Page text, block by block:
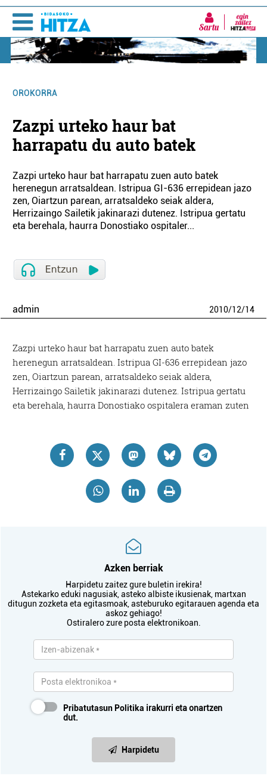
Sartu
OROKORRA
Zazpi urteko haur bat
harrapatu du auto batek
Zazpi urteko haur bat harrapatu zuen auto batek
herenegun arratsaldean. Istripua GI-636 errepidean jazo
zen, Oiartzun parean, arratsaldeko seiak aldera,
Herrizaingo Sailetik jakinarazi dutenez. Istripua gertatu
eta berehala, haurra Donostiako ospitaler...
admin 2010/12/14
Zazpi urteko haur bat harrapatu zuen auto batek
herenegun arratsaldean. Istripua GI-636 errepidean jazo
zen, Oiartzun parean, arratsaldeko seiak aldera,
Herrizaingo Sailetik jakinarazi dutenez. Istripua gertatu
eta berehala, haurra Donostiako ospitalera eraman zuten
Azken berriak
Harpidetu zaitez gure buletin irekira!
Astekarko eduki nagusiak, asteko albiste ikusienak, martxan
ditugun zozketa eta egitasmoak, asteburuko egitarauen agenda eta
askoz gehiago!
Ostiralero zure posta elektronikoan.
Pribatutasun Politika irakurri eta onartzen
dut.
Harpidetu